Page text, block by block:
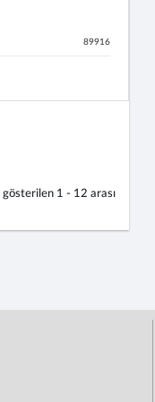
89916
gösterilen 1 - 12 arası